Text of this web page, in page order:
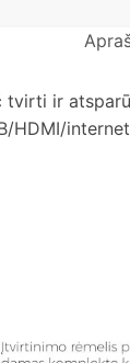
ir
HDMI/